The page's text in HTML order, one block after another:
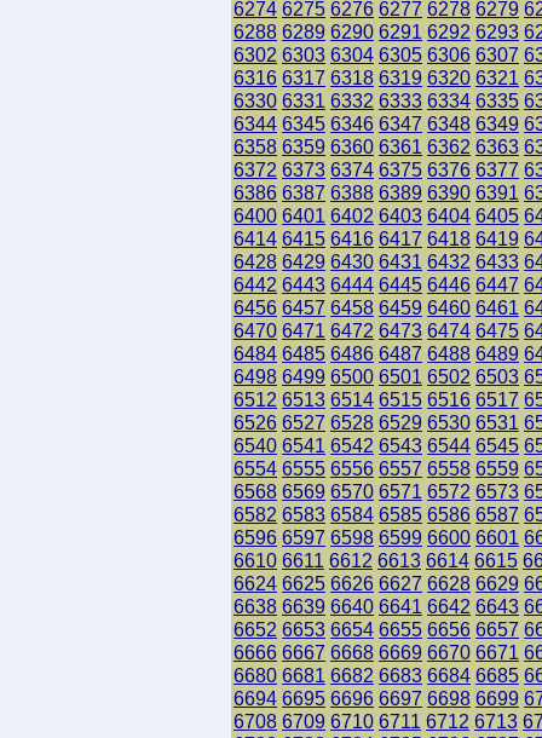
6274 6275 6276 6277 6278 6279
6288 6289 6290 6291 6292 6293
6302 6303 6304 6305 6306 6307
6316 6317 6318 6319 6320 6321
6330 6331 6332 6333 6334 6335
6344 6345 6346 6347 6348 6349
6358 6359 6360 6361 6362 6363
6372 6373 6374 6375 6376 6377
6386 6387 6388 6389 6390 6391
6400 6401 6402 6403 6404 6405
6414 6415 6416 6417 6418 6419
6428 6429 6430 6431 6432 6433
6442 6443 6444 6445 6446 6447
6456 6457 6458 6459 6460 6461
6470 6471 6472 6473 6474 6475
6484 6485 6486 6487 6488 6489
6498 6499 6500 6501 6502 6503
6512 6513 6514 6515 6516 6517
6526 6527 6528 6529 6530 6531
6540 6541 6542 6543 6544 6545
6554 6555 6556 6557 6558 6559
6568 6569 6570 6571 6572 6573
6582 6583 6584 6585 6586 6587
6596 6597 6598 6599 6600 6601
6610 6611 6612 6613 6614 6615
6624 6625 6626 6627 6628 6629
6638 6639 6640 6641 6642 6643
6652 6653 6654 6655 6656 6657
6666 6667 6668 6669 6670 6671
6680 6681 6682 6683 6684 6685
6694 6695 6696 6697 6698 6699
6708 6709 6710 6711 6712 6713